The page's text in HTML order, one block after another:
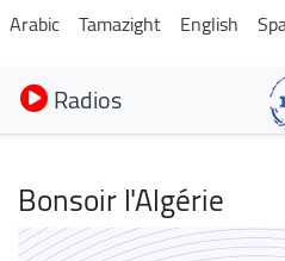
au
Arabic Tamazight English
Radios
Bonsoir l'Algérie
Image